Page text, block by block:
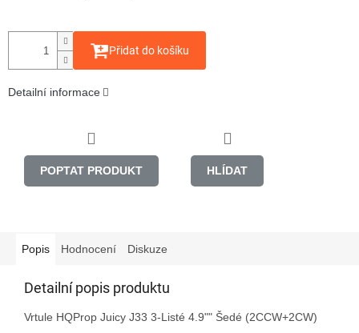
Přidat do košíku
Detailní informace
POPTAT PRODUKT HLÍDAT
Popis Hodnocení Diskuze
Detailní popis produktu
Vrtule HQProp Juicy J33 3-Listé 4.9"" Šedé (2CCW+2CW)